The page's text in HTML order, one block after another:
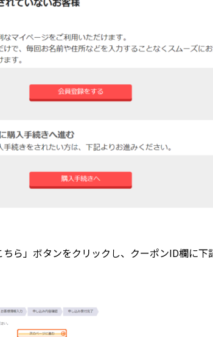
ら」ボタンをクリックし、クーポンID欄に下